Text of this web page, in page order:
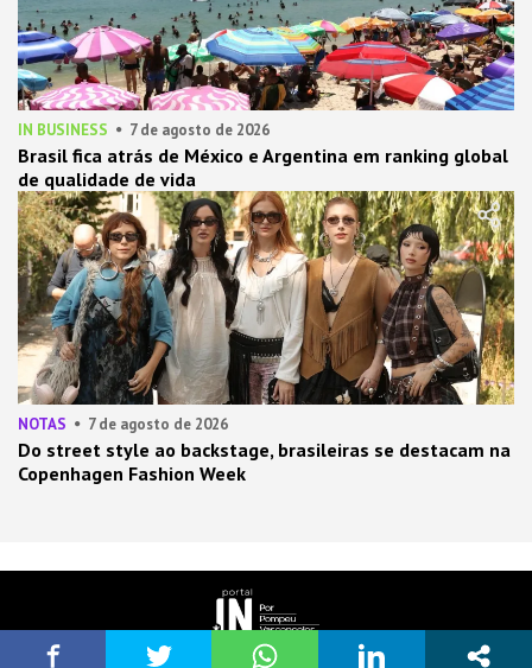
IN BUSINESS 7 de agosto de 2026
Brasil fica atrás de México e Argentina em ranking global
de qualidade de vida
NOTAS 7 de agosto de 2026
Do street style ao backstage, brasileiras se destacam na
Copenhagen Fashion Week